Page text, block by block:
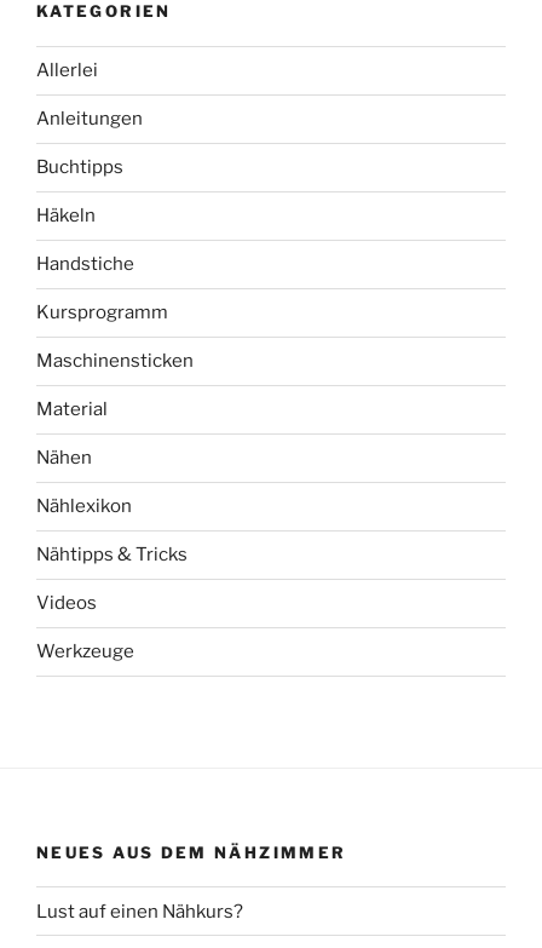
KATEGORIEN
Allerlei
Anleitungen
Buchtipps
Häkeln
Handstiche
Kursprogramm
Maschinensticken
Material
Nähen
Nählexikon
Nähtipps & Tricks
Videos
Werkzeuge
NEUES AUS DEM NÄHZIMMER
Lust auf einen Nähkurs?